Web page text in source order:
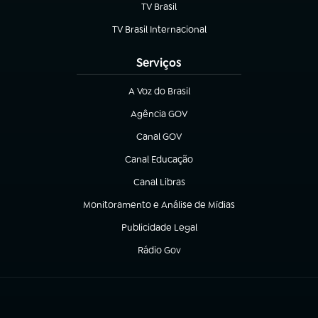
TV Brasil
(abre em nova aba)
TV Brasil Internacional
(abre em nova aba)
Serviços
A Voz do Brasil
(abre em nova aba)
Agência GOV
(abre em nova aba)
Canal GOV
(abre em nova aba)
Canal Educação
(abre em nova aba)
Canal Libras
(abre em nova aba)
Monitoramento e Análise de Mídias
(abre em nova aba)
Publicidade Legal
(abre em nova aba)
Rádio Gov
(abre em nova aba)